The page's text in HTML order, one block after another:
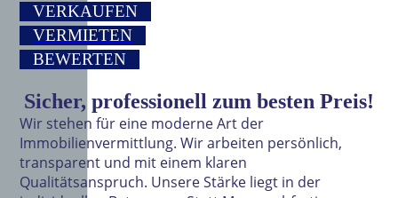
VERKAUFEN
VERMIETEN
BEWERTEN
Sicher, professionell zum besten Preis!
Wir stehen für eine moderne Art der
Immobilienvermittlung. Wir arbeiten persönlich,
transparent und mit einem klaren
Qualitätsanspruch. Unsere Stärke liegt in der